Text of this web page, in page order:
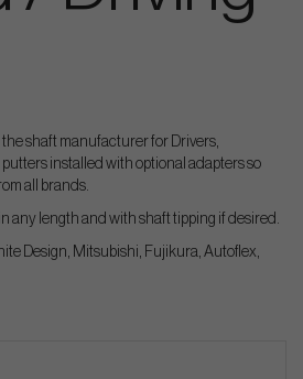
shaft manufacturer for Drivers,
installed with optional adapters so
all brands.
any length and with shaft tipping if desired.
Design, Mitsubishi, Fujikura, Autoflex,